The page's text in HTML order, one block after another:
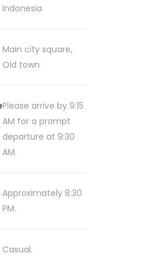
Indonesia
Main city square,
Old town
Please arrive by 9:15
AM for a prompt
departure at 9:30
AM.
Approximately 8:30
PM.
Casual.